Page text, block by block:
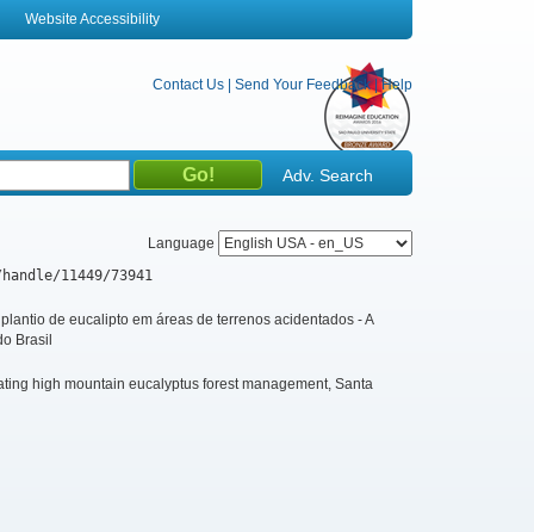
Website Accessibility
Contact Us Send Your Feedback |Help
Language
Adv. Search
11449/73941
de eucalipto em áreas de terrenos acidentados - A
Brasil
high mountain eucalyptus forest management, Santa